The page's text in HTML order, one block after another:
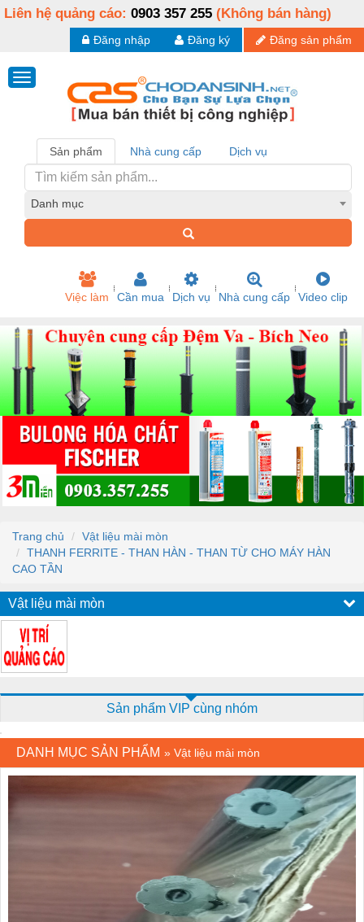
Liên hệ quảng cáo: 0903 357 255 (Không bán hàng)
Đăng sản phẩm
Đăng ký
Đăng nhập
Sản phẩm Nhà cung cấp Dịch vụ
Danh mục
Việc làm Cần mua Dịch vụ Nhà cung cấp Video clip
Trang chủ
Vật liệu mài mòn
THANH FERRITE - THAN HÀN - THAN TỪ CHO MÁY HÀN
CAO TẦN
Vật liệu mài mòn
Sản phẩm VIP cùng nhóm
DANH MỤC SẢN PHẨM » Vật liệu mài mòn